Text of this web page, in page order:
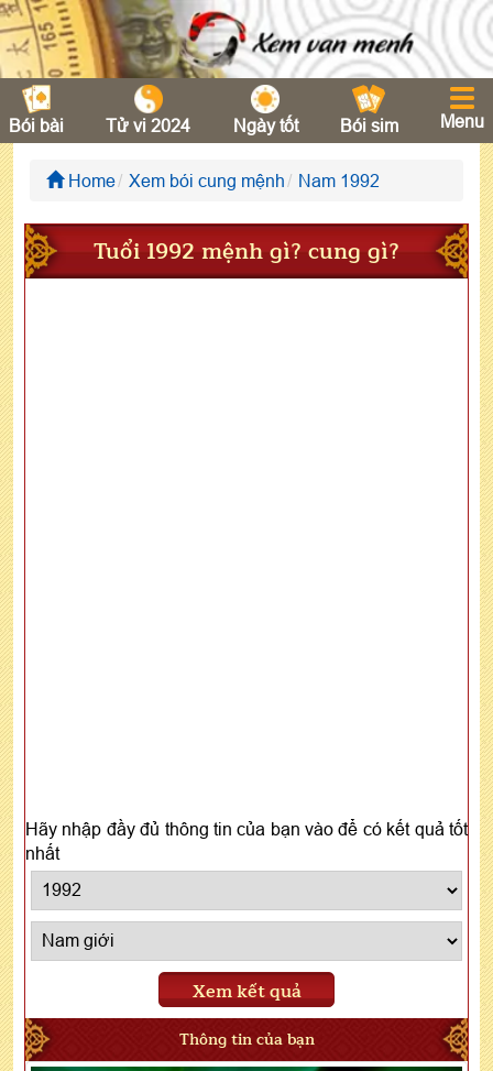
Bói bài Tử vi 2024 Ngày tốt Bói sim Menu
Home Xem bói cung mệnh Nam 1992
Tuổi 1992 mệnh gì? cung gì?
Hãy nhập đầy đủ thông tin của bạn vào để có kết quả tốt
nhất
Xem kết quả
Thông tin của bạn